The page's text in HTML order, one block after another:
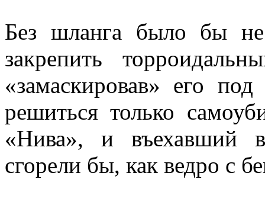
Без шланга было бы
закрепить
«замаскировав» его
решиться только
«Нива», и въехавший
сгорели бы, как ведро с